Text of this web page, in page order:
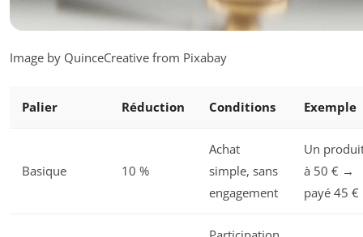
Image by QuinceCreative from Pixabay
Palier Réduction Conditions Exemple
Basique 10 %
Achat
simple, sans
engagement
Un
à 50 € →
payé 45 €